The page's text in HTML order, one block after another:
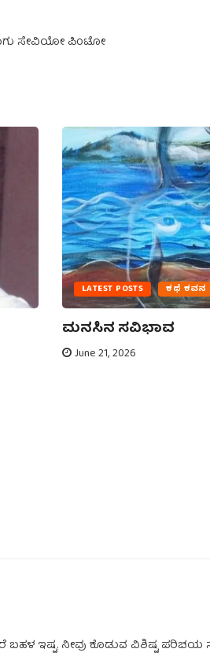
ಸೇವಿಯೋ ಪಿಂಟೋ
LATEST POSTS ಕಥೆ ಕವನ
ಮನಸಿನ ಸವಿಭಾವ
June 21, 2026
ಬಹಳ ಇಷ್ಟ. ನೀವು ಕೊಡುವ ವಿಶಿಷ್ಟ ಪರಿಚಯ